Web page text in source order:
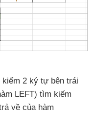
kiếm 2 ký tự bên trái
LEFT) tìm kiếm
về của hàm